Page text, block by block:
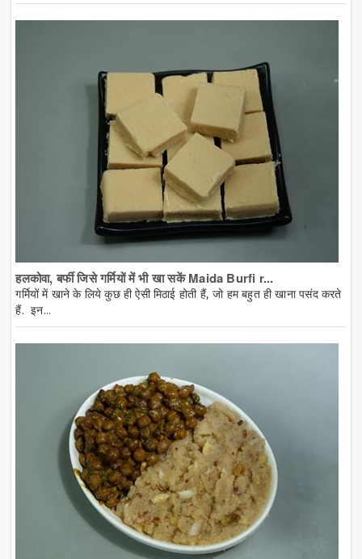
हलकोवा, बर्फी जिसे गर्मियों में भी खा सकें Maida Burfi r...
गर्मियों में खाने के लिये कुछ ही ऐसी मिठाई होती हैं, जो हम बहुत ही खाना पसंद करते
हैं. इन...